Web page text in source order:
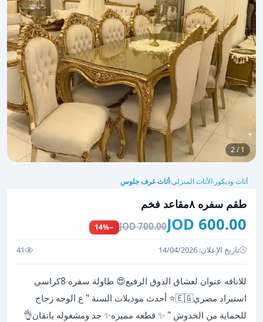
1 / 2
أثاث وديكور ›الأثاث المنزلي›أثاث غرف جلوس
طقم سفره ٨مقاعد فخم
600.00 JOD
700.00 JOD
−14%
تاريخ الإعلان: 14/04/2026 41
للاناقه عنوان لعشاق الذوق الرفيع😍 طاولة سفره 8كراسي
استيراد مصري🇪🇬⭐ أحدث موديلات السنة " ع الوجه زجاج
للحماية من الخدوش " ✨ قطعه مميزه✨ جد ومشغوله باتقان👌